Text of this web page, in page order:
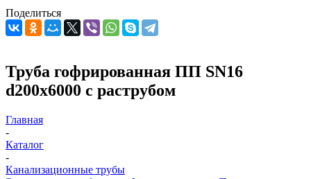
Поделиться
Труба гофрированная ПП SN16
d200х6000 с раструбом
Главная
-
Каталог
-
Канализационные трубы